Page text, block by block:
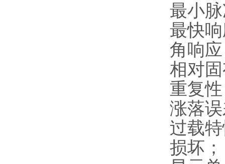
最小
最快
角响
相对
重复
涨落
过载
损坏；